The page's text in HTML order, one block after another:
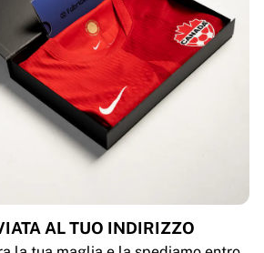
AL TUO INDIRIZZO